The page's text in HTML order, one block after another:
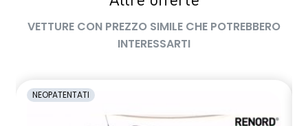
selleria nera
VETTURE CON PREZZO SIMILE CHE POTREBBERO
INTERESSARTI
NEOPATENTATI